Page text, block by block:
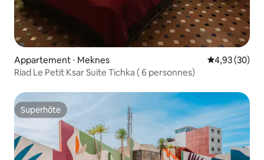
Appartement ⋅ Meknes Évaluation
4,93 (30)
Riad Le Petit Ksar Suite Tichka ( 6 personnes)
Superhôte
Superhôte